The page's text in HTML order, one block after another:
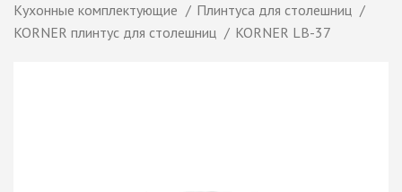
Кухонные комплектующие
Плинтуса для столешниц
KORNER плинтус для столешниц
KORNER LB-37